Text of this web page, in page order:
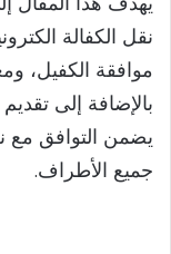
نقل الكفالة
موافقة الكفيل،
بالإضافة إلى
يضمن التوافق مع
جميع الأطراف.